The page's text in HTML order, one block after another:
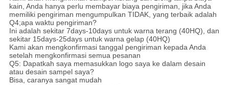
kain, Anda hanya perlu membayar biaya pengiriman, jika Anda
memiliki pengiriman mengumpulkan TIDAK, yang terbaik adalah
Q4;apa waktu pengiriman?
Ini adalah sekitar 7days-10days untuk warna terang (40HQ), dan
sekitar 15days-25days untuk warna gelap (40HQ)
Kami akan mengkonfirmasi tanggal pengiriman kepada Anda
setelah mengkonfirmasi semua pesanan
Q5: Dapatkah saya memasukkan logo saya ke dalam desain
atau desain sampel saya?
Bisa, caranya sangat mudah